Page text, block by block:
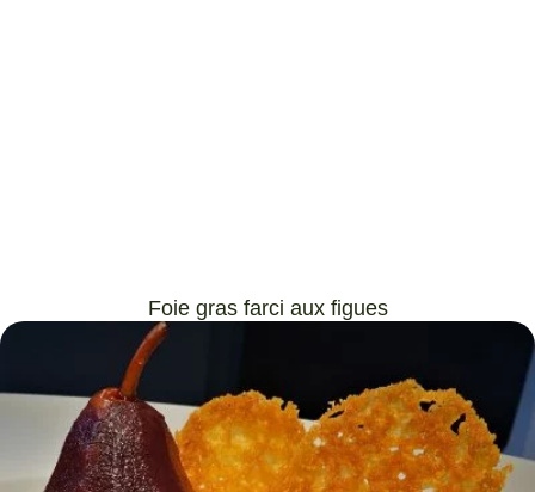
Foie gras farci aux figues